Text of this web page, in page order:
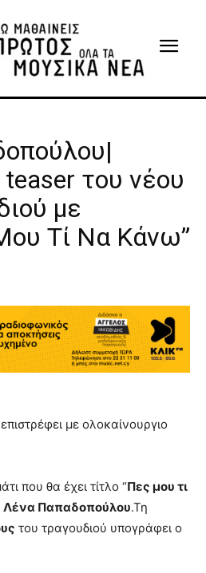
του νέου
με
Τί Να Κάνω”
με ολοκαίνουργιο
που θα έχει τίτλο “Πες μου τι
Λένα Παπαδοπούλου.Τη
του τραγουδιού υπογράφει ο